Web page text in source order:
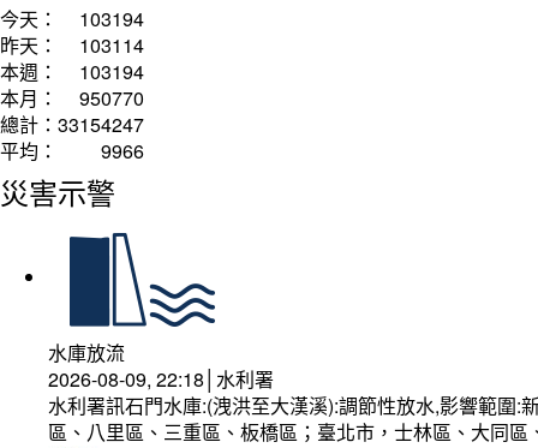
今天：
103194
昨天：
103114
本週：
103194
本月：
950770
總計： 33154247
平均：
9966
災害示警
水庫放流
2026-08-09, 22:18│水利署
水利署訊石門水庫:(洩洪至大漢溪):調節性放水,影響範圍
區、八里區、三重區、板橋區；臺北市，士林區、大同